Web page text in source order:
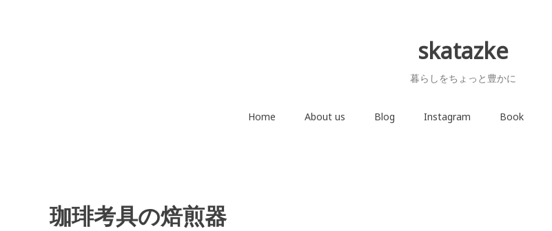
skatazke
暮らしをちょっと豊かに
Home About us Blog Instagram Book
珈琲考具の焙煎器